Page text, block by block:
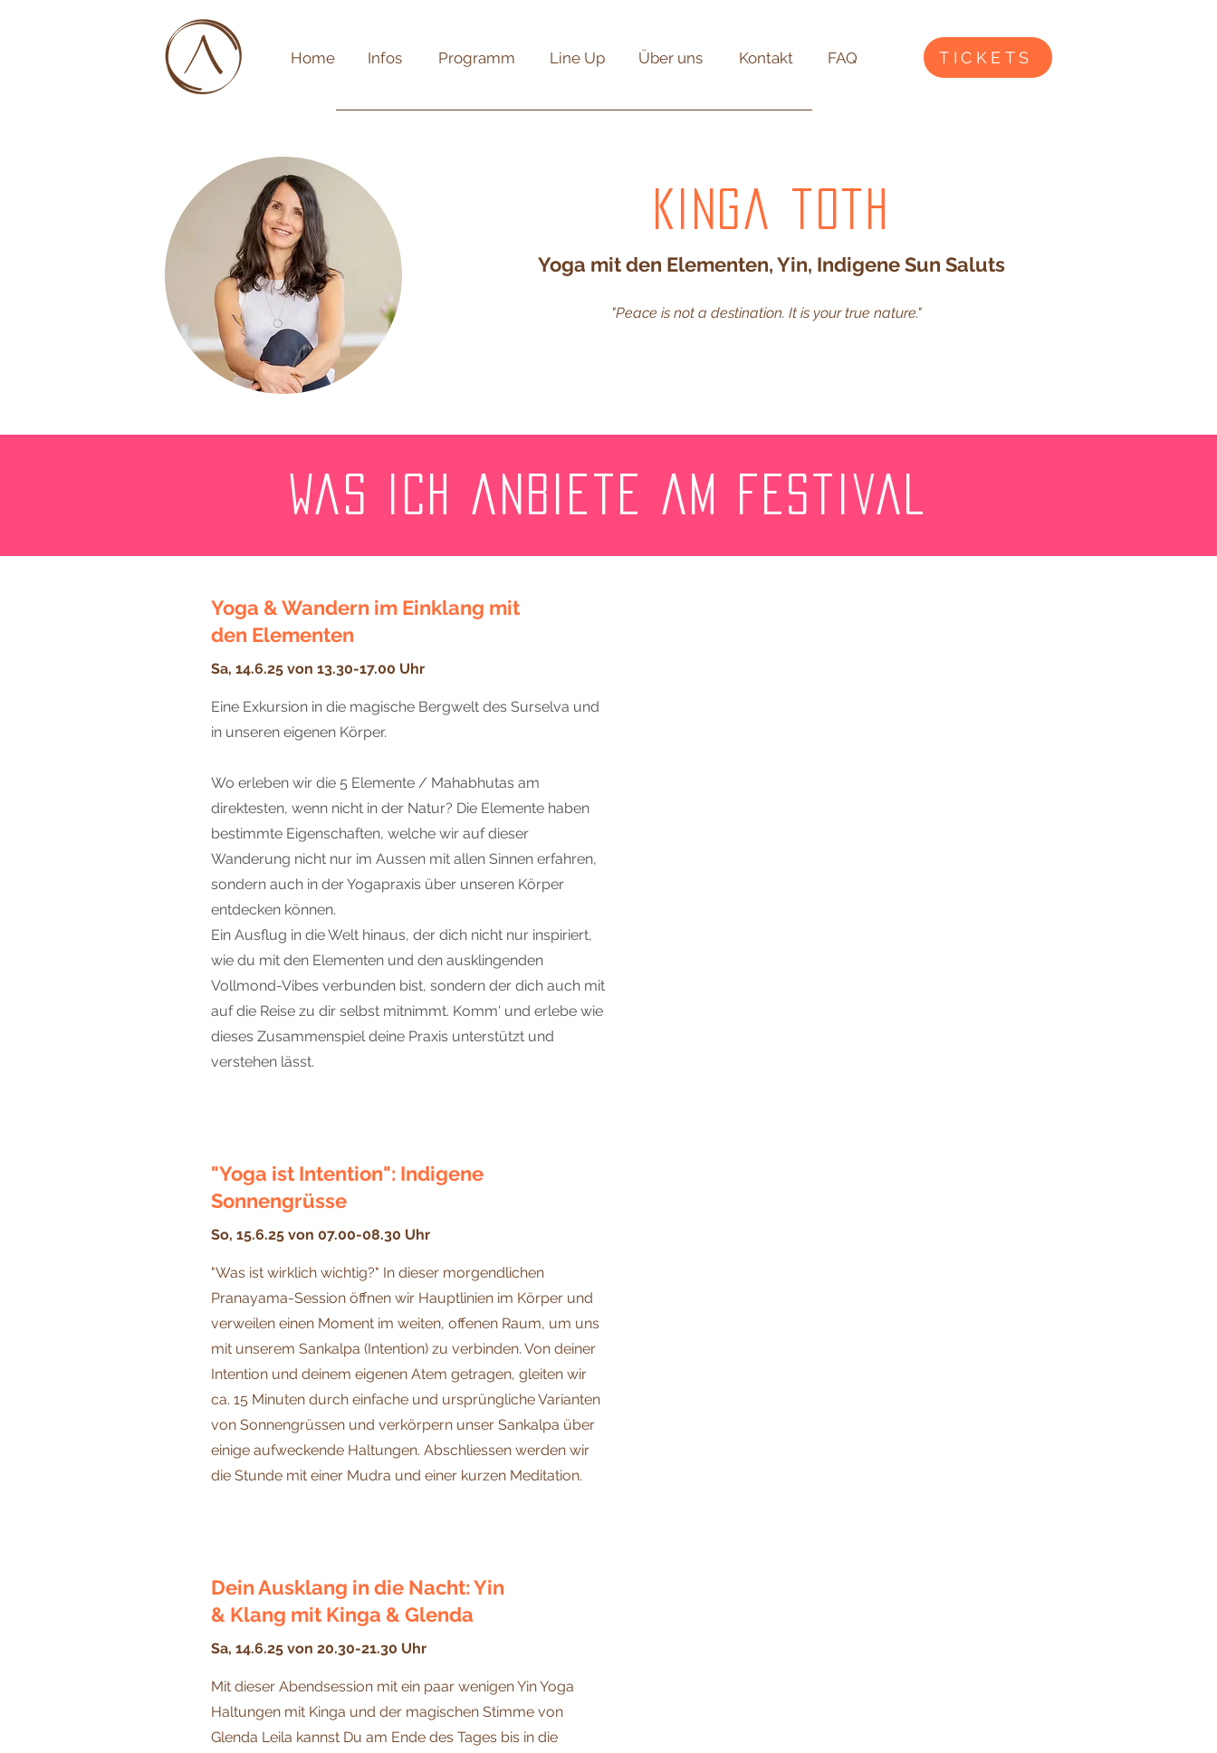
Home Infos Programm Line Up Über uns Kontakt FAQ TICKETS
Kinga toth
Yoga mit den Elementen, Yin, Indigene Sun Saluts
"Peace is not a destination. It is your true nature."
Was ich anbiete am festival
Yoga & Wandern im Einklang mit
den Elementen
Sa, 14.6.25 von 13.30-17.00 Uhr
Eine Exkursion in die magische Bergwelt des Surselva und
in unseren eigenen Körper.
Wo erleben wir die 5 Elemente / Mahabhutas am
direktesten, wenn nicht in der Natur? Die Elemente haben
bestimmte Eigenschaften, welche wir auf dieser
Wanderung nicht nur im Aussen mit allen Sinnen erfahren,
sondern auch in der Yogapraxis über unseren Körper
entdecken können.
Ein Ausflug in die Welt hinaus, der dich nicht nur inspiriert,
wie du mit den Elementen und den ausklingenden
Vollmond-Vibes verbunden bist, sondern der dich auch mit
auf die Reise zu dir selbst mitnimmt. Komm' und erlebe wie
dieses Zusammenspiel deine Praxis unterstützt und
verstehen lässt.
"Yoga ist Intention": Indigene
Sonnengrüsse
So, 15.6.25 von 07.00-08.30 Uhr
"Was ist wirklich wichtig?" In dieser morgendlichen
Pranayama-Session öffnen wir Hauptlinien im Körper und
verweilen einen Moment im weiten, offenen Raum, um uns
mit unserem Sankalpa (Intention) zu verbinden. Von deiner
Intention und deinem eigenen Atem getragen, gleiten wir
ca. 15 Minuten durch einfache und ursprüngliche Varianten
von Sonnengrüssen und verkörpern unser Sankalpa über
einige aufweckende Haltungen. Abschliessen werden wir
die Stunde mit einer Mudra und einer kurzen Meditation.
Dein Ausklang in die Nacht: Yin
& Klang mit Kinga & Glenda
Sa, 14.6.25 von 20.30-21.30 Uhr
Mit dieser Abendsession mit ein paar wenigen Yin Yoga
Haltungen mit Kinga und der magischen Stimme von
Glenda Leila kannst Du am Ende des Tages bis in die